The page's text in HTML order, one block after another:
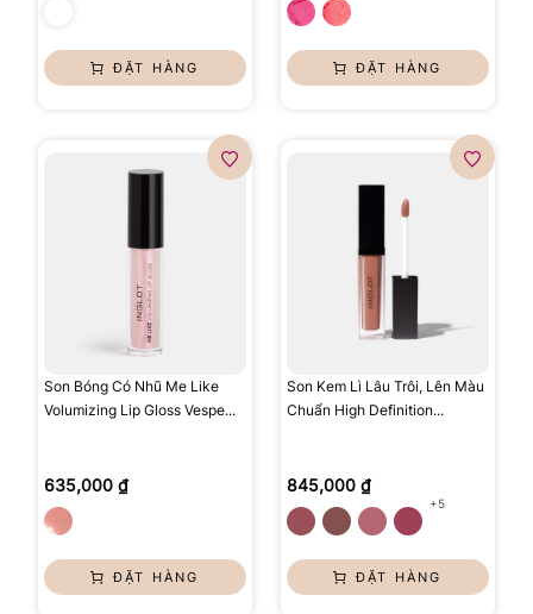
ĐẶT HÀNG ĐẶT HÀNG
Son Bóng Có Nhũ Me Like
Volumizing Lip Gloss Vespe...
635,000 ₫
ĐẶT HÀNG
Son Kem Lì Lâu Trôi, Lên Màu
Chuẩn High Definition...
845,000 ₫
+5
ĐẶT HÀNG